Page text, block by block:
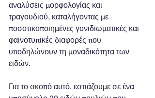
αναλύσεις μορφολογίας και
τραγουδιού, καταλήγοντας με
ποσοτικοποιημένες γονιδιωματικές και
φαινοτυπικές διαφορές που
υποδηλώνουν τη μοναδικότητα των
ειδών.
Για το σκοπό αυτό, εστιάζουμε σε ένα